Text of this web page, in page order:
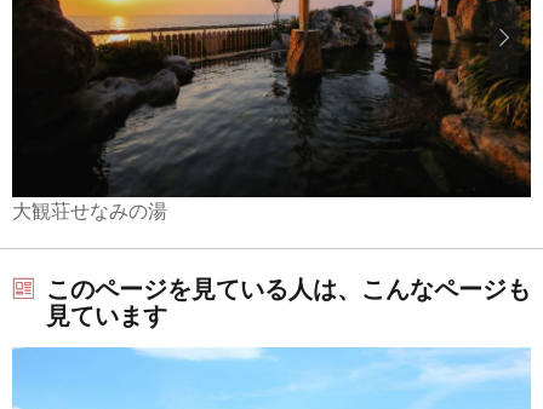
大観荘せなみの湯
このページを見ている人は、こんなページも
見ています